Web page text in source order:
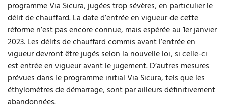
programme Via Sicura, jugées trop sévères, en particulier le
délit de chauffard. La date d’entrée en vigueur de cette
réforme n’est pas encore connue, mais espérée au 1er janvier
2023. Les délits de chauffard commis avant l’entrée en
vigueur devront être jugés selon la nouvelle loi, si celle-ci
est entrée en vigueur avant le jugement. D’autres mesures
prévues dans le programme initial Via Sicura, tels que les
éthylomètres de démarrage, sont par ailleurs définitivement
abandonnées.